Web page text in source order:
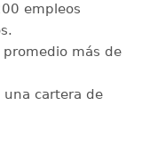
empleos
promedio más de
una cartera de